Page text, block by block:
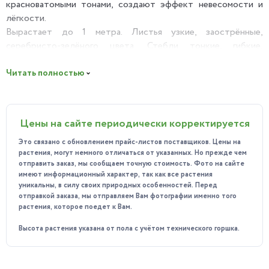
красноватомыми тонами, создают эффект невесомости и
лёгкости.
Вырастает до 1 метра. Листья узкие, заострённые,
серебристо-зелёного цвета. Стебли тонкие, гибкие,
Польза:
практическую пользу. Она выделяет фитонциды, которые
очищают воздух от вредных микроорганизмов, делая его
более здоровым для дыхания. Кроме того, это растение
может стать источником вдохновения и гармонии в вашем
доме или другом помещении.
Особенности ухода:
Освещение: яркое, но рассеянное.
Температура: оптимальная – от 18 до 24 градусов
Цельсия.
Читать полностью
Цены на сайте периодически корректируется
Это связано с обновлением прайс-листов поставщиков. Цены на
растения, могут немного отличаться от указанных. Но прежде чем
отправить заказ, мы сообщаем точную стоимость. Фото на сайте
имеют информационный характер, так как все растения
уникальны, в силу своих природных особенностей. Перед
отправкой заказа, мы отправляем Вам фотографии именно того
растения, которое поедет к Вам.
Высота растения указана от пола с учётом технического горшка.